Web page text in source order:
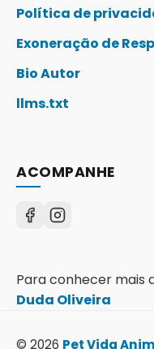
Política de
Exoneração de
Bio Autor
llms.txt
ACOMPANHE
Para conhecer mais
Duda Oliveira
© 2026 Pet Vida